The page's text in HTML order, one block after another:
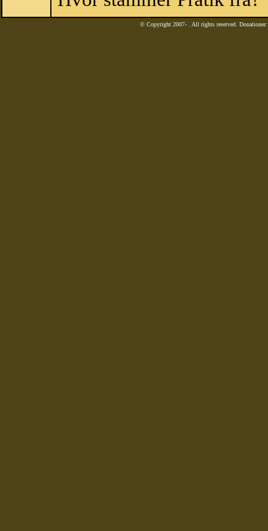
© Copyright 2007- . All rights reserved.